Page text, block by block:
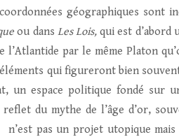
géographiques sont
ou dans Les Lois,qui est d’abord
l’Atlantide par le même Platon
qui figureront bien
un espace politique fondé sur
du mythe de l’âge d’or,
pas un projet utopique